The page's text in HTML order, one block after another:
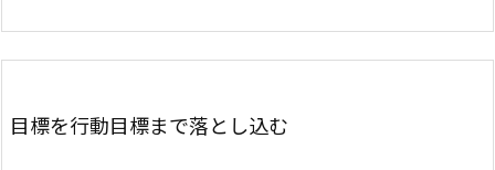
目標を行動目標まで落とし込む